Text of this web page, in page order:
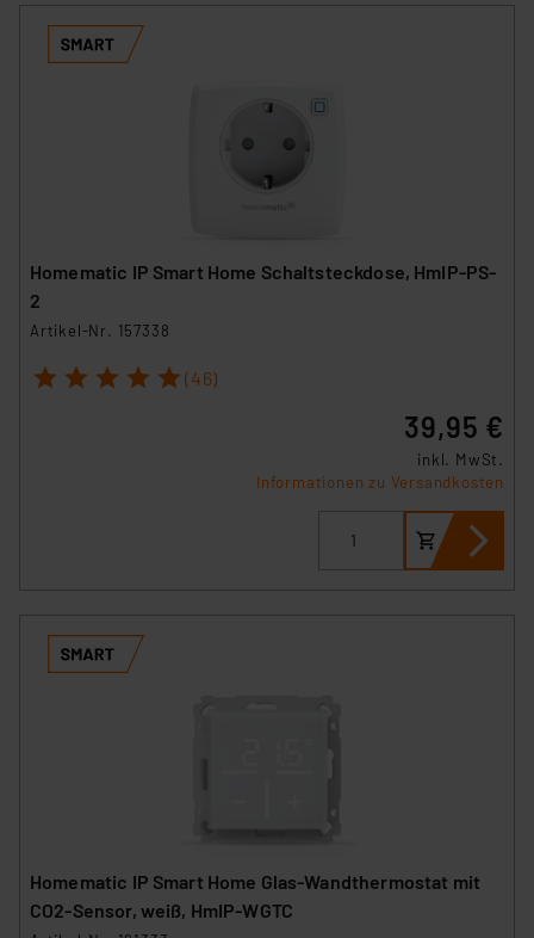
Homematic IP Smart Home Schaltsteckdose, HmIP-PS-
2
Artikel-Nr. 157338
1 2 3 4 5 (46)
39,95 €
inkl. MwSt.
Informationen zu Versandkosten
Homematic IP Smart Home Glas-Wandthermostat mit
CO2-Sensor, weiß, HmIP-WGTC